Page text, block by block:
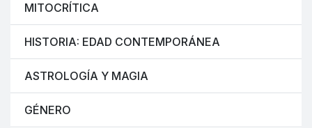
MITOCRÍTICA
HISTORIA: EDAD CONTEMPORÁNEA
ASTROLOGÍA Y MAGIA
GÉNERO